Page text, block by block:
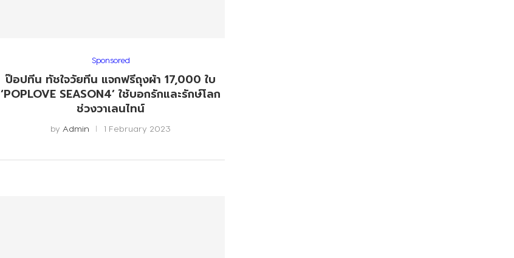
Sponsored
ป๊อปทีน ทัชใจวัยทีน แจกฟรีถุงผ้า 17,000 ใบ
‘POPLOVE SEASON4’ ใช้บอกรักและรักษ์โลก
ช่วงวาเลนไทน์
by Admin 1 February 2023